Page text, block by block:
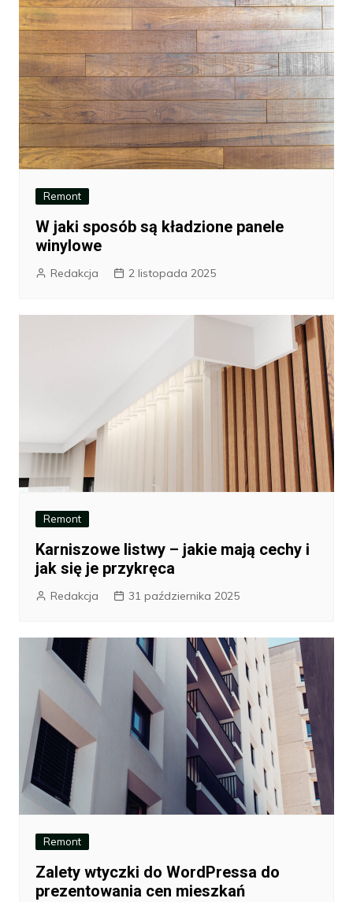
Remont
W jaki sposób są kładzione panele
winylowe
Redakcja 2 listopada 2025
Remont
Karniszowe listwy – jakie mają cechy i
jak się je przykręca
Redakcja 31 października 2025
Remont
Zalety wtyczki do WordPressa do
prezentowania cen mieszkań